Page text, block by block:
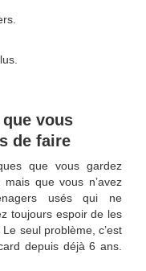
vous
de faire
que vous gardez
que vous n’avez
usés qui ne
toujours espoir de les
seul problème, c’est
depuis déjà 6 ans.